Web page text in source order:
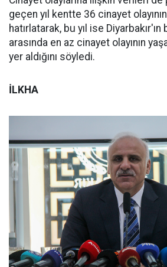
geçen yıl kentte 36 cinayet olayının
hatırlatarak, bu yıl ise
arasında en az cinayet olayının
yer aldığını söyledi.
İLKHA